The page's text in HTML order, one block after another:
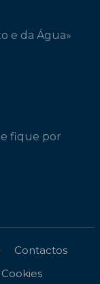
e da Água»
e fique por
Contactos